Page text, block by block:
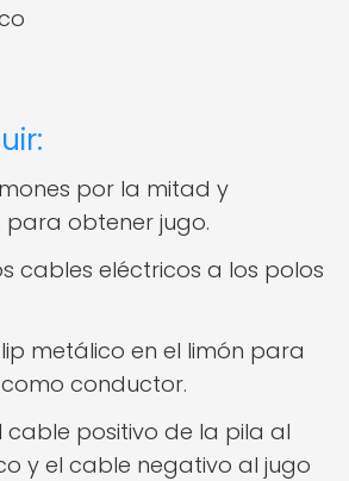
por la mitad y
para obtener jugo.
cables eléctricos a los polos
metálico en el limón para
conductor.
cable positivo de la pila al
y el cable negativo al jugo